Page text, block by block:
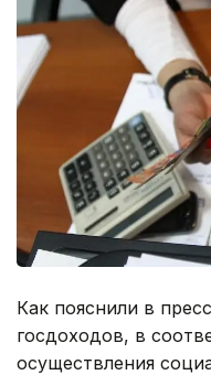
Как пояснили в
госдоходов, в
осуществления